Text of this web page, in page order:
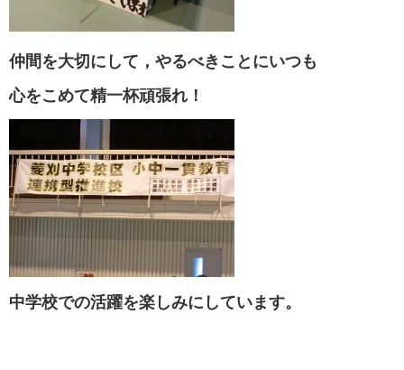
仲間を大切にして，やるべきことにいつも
心をこめて精一杯頑張れ！
中学校での活躍を楽しみにしています。